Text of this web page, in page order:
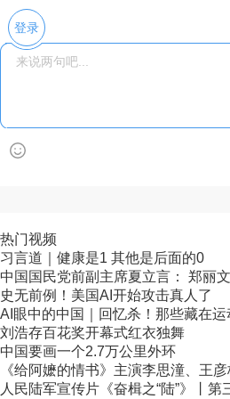
登录
热门视频
习言道｜健康是1 其他是后面的0
中国国民党前副主席夏立言： 郑丽
史无前例！美国AI开始攻击真人了
AI眼中的中国｜回忆杀！那些藏在
刘浩存百花奖开幕式红衣独舞
中国要画一个2.7万公里外环
《给阿嬷的情书》主演李思潼、王
人民陆军宣传片《奋楫之“陆”》丨第